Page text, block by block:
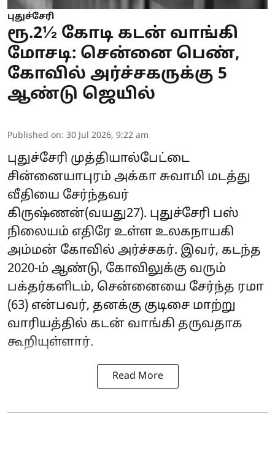
புதுச்சேரி
ரூ.2½ கோடி கடன் வாங்கி
மோசடி: சென்னை பெண்,
கோவில் அர்ச்சகருக்கு 5
ஆண்டு ஜெயில்
Published on: 30 Jul 2026, 9:22 am
புதுச்சேரி முத்தியால்பேட்டை
சின்னையாபுரம் அக்கா சுவாமி மடத்து
வீதியை சேர்ந்தவர்
கிருஷ்ணன்(வயது27). புதுச்சேரி பஸ்
நிலையம் எதிரே உள்ள உலகநாயகி
அம்மன் கோவில் அர்ச்சகர். இவர், கடந்த
2020-ம் ஆண்டு, கோவிலுக்கு வரும்
பக்தர்களிடம், சென்னையை சேர்ந்த ரமா
(63) என்பவர், தனக்கு குடிசை மாற்று
வாரியத்தில் கடன் வாங்கி தருவதாக
கூறியுள்ளார்.
Read More